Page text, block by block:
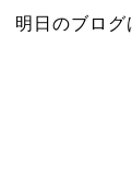
明日のブログ